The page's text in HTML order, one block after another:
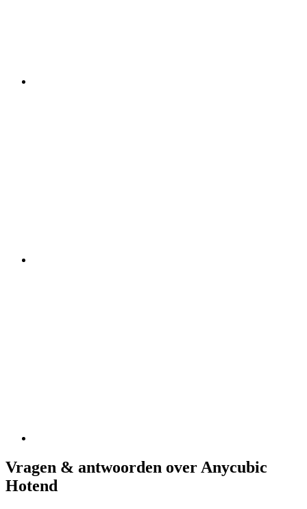
Vragen & antwoorden over Anycubic
Hotend